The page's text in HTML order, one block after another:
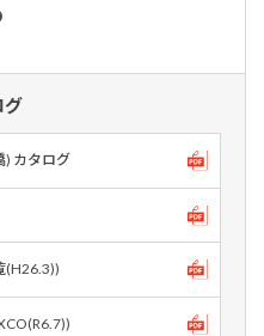
グ
) カタログ
(H26.3))